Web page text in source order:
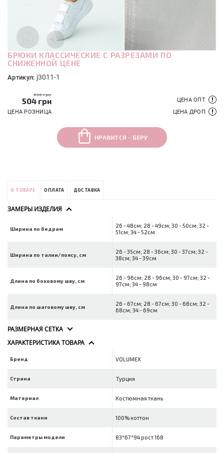
БРЮКИ КЛАССИЧЕСКИЕ C РАЗРЕЗАМИ ПО
СНИЖЕННОЙ ЦЕНЕ
Артикул: j3011-1
630 грн
504 грн
ЦЕНА РОЗНИЦА
ЦЕНА ОПТ
ЦЕНА ДРОП
НРАВИТСЯ - БЕРУ
О ТОВАРЕ ОПЛАТА ДОСТАВКА
ЗАМЕРЫ ИЗДЕЛИЯ
Ширина по бедрам
26 - 48см; 28 - 49см; 30 - 50см; 32 -
51см; 34 - 52см
Ширина по талии/поясу, см
26 - 35см; 28 - 36см; 30 - 37см; 32 -
38см; 34 - 39см
Длина по боковому шву, см
26 - 96см; 28 - 96см; 30 - 97см; 32 -
97см; 34 - 98см
Длина по шаговому шву, см
26 - 67см; 28 - 67см; 30 - 68см; 32 -
68см; 34 - 69см
РАЗМЕРНАЯ СЕТКА
ХАРАКТЕРИСТИКА ТОВАРА
Бренд VOLUMEX
Страна Турция
Материал Костюмная ткань
Состав ткани 100% коттон
Параметры модели 83*67*94 рост 168